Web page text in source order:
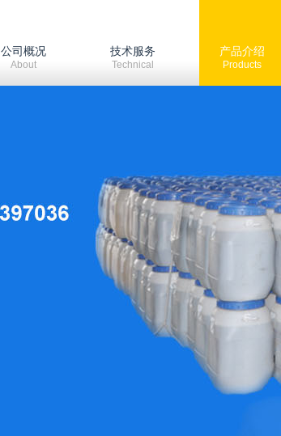
公司概况
About
技术服务
Technical
产品介绍
Products